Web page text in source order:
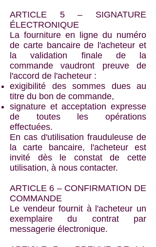
ARTICLE 5 – SIGNATURE
ÉLECTRONIQUE
La fourniture en ligne du numéro
de carte bancaire de l'acheteur et
la validation finale de la
commande vaudront preuve de
l'accord de l'acheteur :
exigibilité des sommes dues au
titre du bon de commande,
signature et acceptation expresse
de toutes les opérations
effectuées.
En cas d'utilisation frauduleuse de
la carte bancaire, l'acheteur est
invité dès le constat de cette
utilisation, à nous contacter.
ARTICLE 6 – CONFIRMATION DE
COMMANDE
Le vendeur fournit à l'acheteur un
exemplaire du contrat par
messagerie électronique.